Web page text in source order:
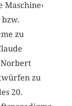
Maschine‹
zu
zu
20.